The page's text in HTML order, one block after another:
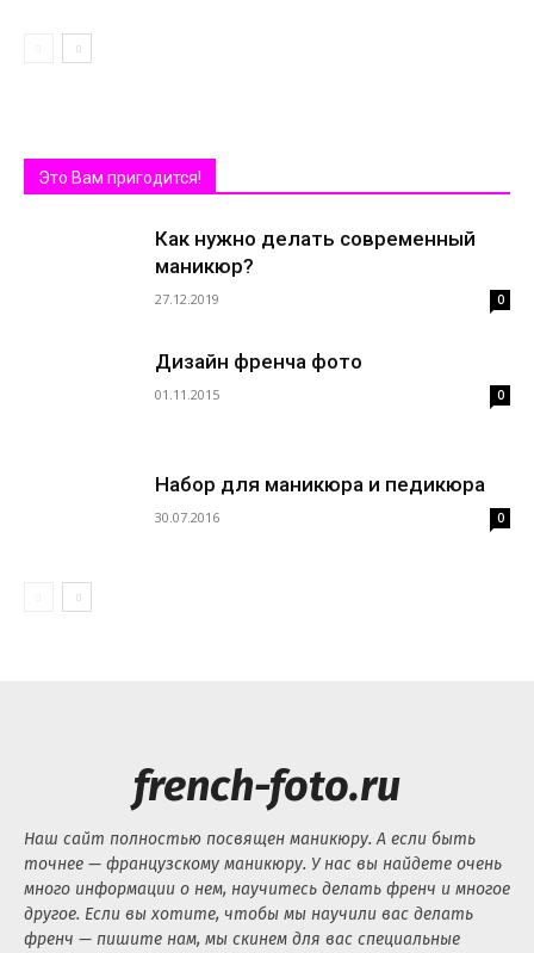
Это Вам пригодится!
Как нужно делать современный
маникюр?
27.12.2019 0
Дизайн френча фото
01.11.2015 0
Набор для маникюра и педикюра
30.07.2016 0
french-foto.ru
Наш сайт полностью посвящен маникюру. А если быть
точнее — французскому маникюру. У нас вы найдете очень
много информации о нем, научитесь делать френч и многое
другое. Если вы хотите, чтобы мы научили вас делать
френч — пишите нам, мы скинем для вас специальные